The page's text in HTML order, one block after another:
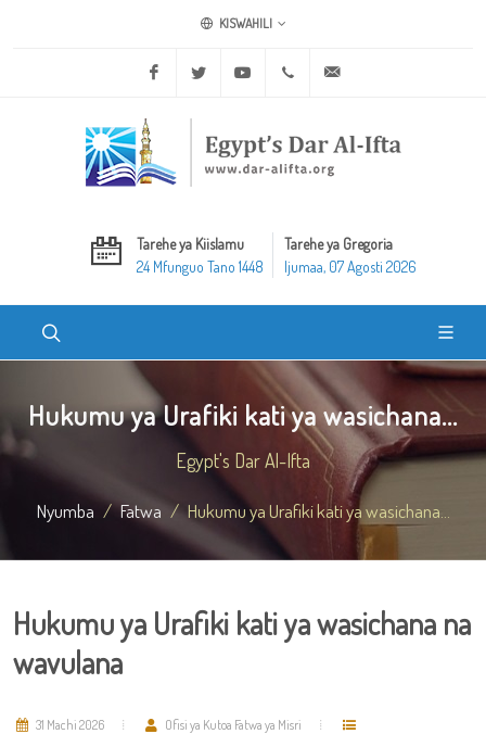
KISWAHILI
Facebook Twitter Youtube +20 2 25970400
Tarehe ya Kiislamu
24 Mfunguo Tano 1448
Tarehe ya Gregoria
Ijumaa, 07 Agosti 2026
Hukumu ya Urafiki kati ya wasichana...
Egypt's Dar Al-Ifta
Nyumba Fatwa Hukumu ya Urafiki kati ya wasichana...
Hukumu ya Urafiki kati ya wasichana na
wavulana
31 Machi 2026 Ofisi ya Kutoa Fatwa ya Misri